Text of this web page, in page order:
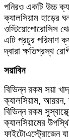
পনিরও একটি উচ্চ
ক্যালসিয়াম হাড়ের
ওস্টিয়োপোরোসিস
এটি প্রচুর পরিমাণ
দ্বারা ক্ষতিগ্রস্থ
সয়াবিন
বিভিন্ন রকম সয়া
ক্যালসিয়াম, আয়রন,
বিভিন্ন রকম
ক্যালসিয়ামের
ফাইটোএস্ট্রোজেন